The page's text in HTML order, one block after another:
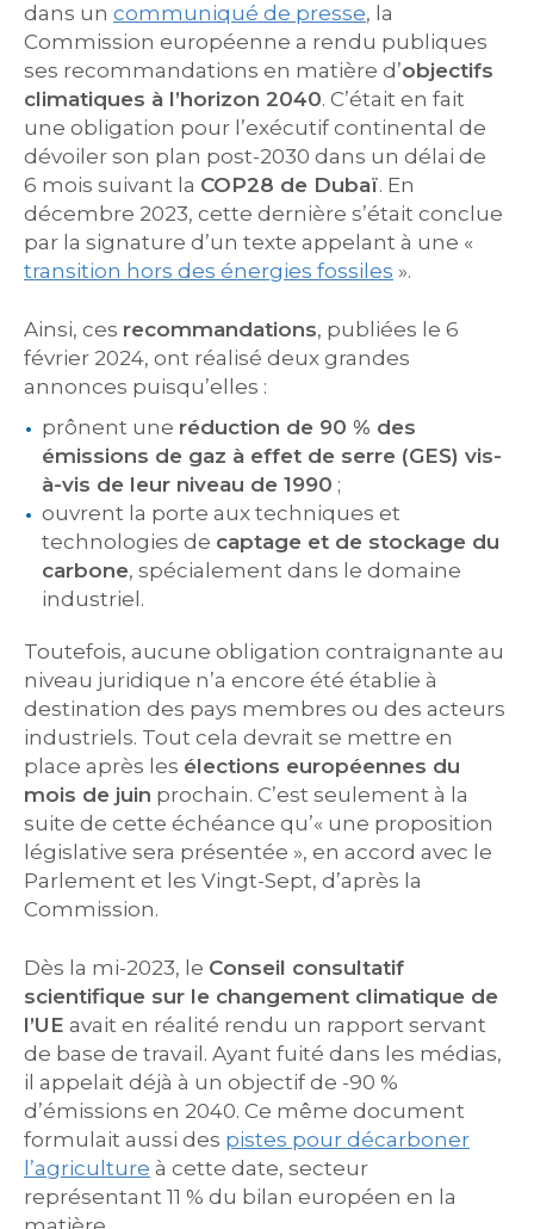
dans un communiqué de presse, la
Commission européenne a rendu publiques
ses recommandations en matière d’objectifs
climatiques à l’horizon 2040. C’était en fait
une obligation pour l’exécutif continental de
dévoiler son plan post-2030 dans un délai de
6 mois suivant la COP28 de Dubaï. En
décembre 2023, cette dernière s’était conclue
par la signature d’un texte appelant à une «
transition hors des énergies fossiles ».
Ainsi, ces recommandations, publiées le 6
février 2024, ont réalisé deux grandes
annonces puisqu’elles :
prônent une réduction de 90 % des
émissions de gaz à effet de serre (GES) vis-
à-vis de leur niveau de 1990 ;
ouvrent la porte aux techniques et
technologies de captage et de stockage du
carbone, spécialement dans le domaine
industriel.
Toutefois, aucune obligation contraignante au
niveau juridique n’a encore été établie à
destination des pays membres ou des acteurs
industriels. Tout cela devrait se mettre en
place après les élections européennes du
mois de juin prochain. C’est seulement à la
suite de cette échéance qu’« une proposition
législative sera présentée », en accord avec le
Parlement et les Vingt-Sept, d’après la
Commission.
Dès la mi-2023, le Conseil consultatif
scientifique sur le changement climatique de
l’UE avait en réalité rendu un rapport servant
de base de travail. Ayant fuité dans les médias,
il appelait déjà à un objectif de -90 %
d’émissions en 2040. Ce même document
formulait aussi des pistes pour décarboner
l’agriculture à cette date, secteur
représentant 11 % du bilan européen en la